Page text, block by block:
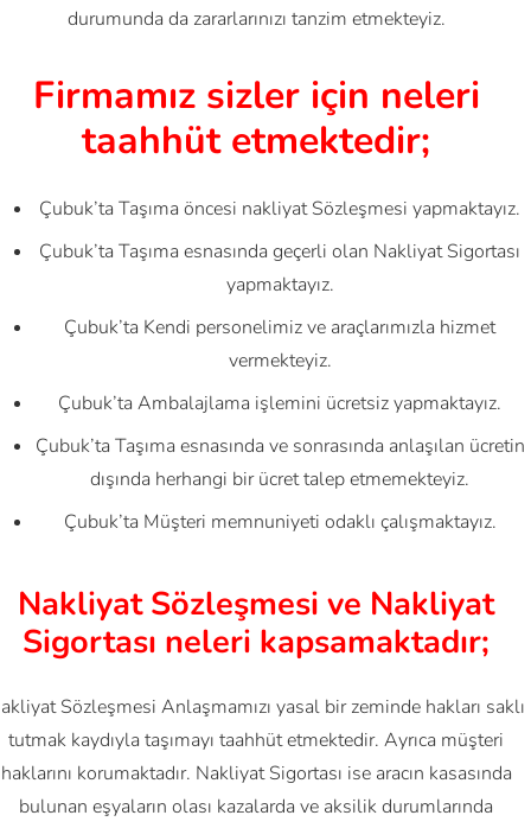
durumunda da zararlarınızı tanzim etmekteyiz.
Firmamız sizler için neleri
taahhüt etmektedir;
Çubuk’ta Taşıma öncesi nakliyat Sözleşmesi yapmaktayız.
Çubuk’ta Taşıma esnasında geçerli olan Nakliyat Sigortası
yapmaktayız.
Çubuk’ta Kendi personelimiz ve araçlarımızla hizmet
vermekteyiz.
Çubuk’ta Ambalajlama işlemini ücretsiz yapmaktayız.
Çubuk’ta Taşıma esnasında ve sonrasında anlaşılan ücretin
dışında herhangi bir ücret talep etmemekteyiz.
Çubuk’ta Müşteri memnuniyeti odaklı çalışmaktayız.
Nakliyat Sözleşmesi ve Nakliyat
Sigortası neleri kapsamaktadır;
Sözleşmesi Anlaşmamızı yasal bir zeminde hakları saklı
tutmak kaydıyla taşımayı taahhüt etmektedir. Ayrıca müşteri
haklarını korumaktadır. Nakliyat Sigortası ise aracın kasasında
bulunan eşyaların olası kazalarda ve aksilik durumlarında